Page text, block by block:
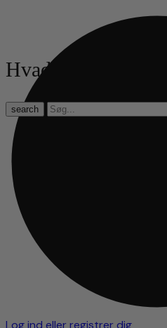
Hvad leder du efter?
search